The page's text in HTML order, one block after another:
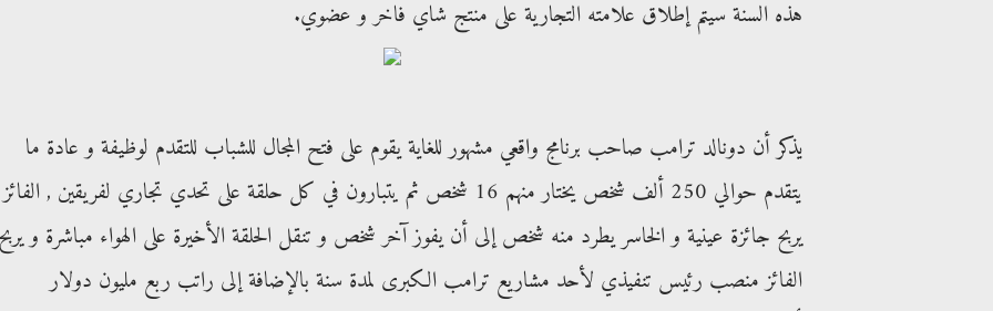
هذه السنة سيتم إطلاق علامته التجارية على منتج شاي فاخر و عضوي.
يذكر أن دونالد ترامب صاحب برنامج واقعي مشهور للغاية يقوم على فتح المجال للشباب للتقدم لوظيفة و عادة ما
يتقدم حوالي 250 ألف شخص يختار منهم 16 شخص ثم يتبارون في كل حلقة على تحدي تجاري لفريقين , الفائز
يربح جائزة عينية و الخاسر يطرد منه شخص إلى أن يفوز آخر شخص و تنقل الحلقة الأخيرة على الهواء مباشرة و يربح
الفائز منصب رئيس تنفيذي لأحد مشاريع ترامب الكبرى لمدة سنة بالإضافة إلى راتب ربع مليون دولار